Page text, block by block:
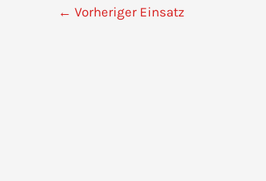
← Vorheriger Einsatz